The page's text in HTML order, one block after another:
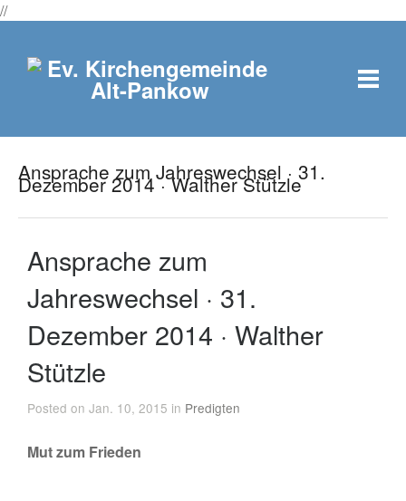
//
Ansprache zum Jahreswechsel · 31.
Dezember 2014 · Walther Stützle
Ansprache zum
Jahreswechsel · 31.
Dezember 2014 · Walther
Stützle
Posted on Jan. 10, 2015 in Predigten
Mut zum Frieden